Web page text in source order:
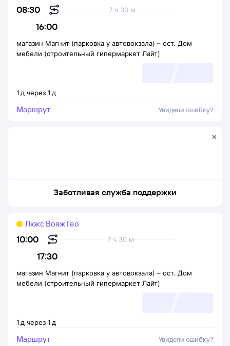
08:30
16:00
7 ч 30 м
1 д через 1 д
магазин Магнит (парковка у автовокзала) – ост. Дом
мебели (строительный гипермаркет Лайт)
Маршрут Увидели ошибку?
Заботливая служба поддержки
10:00
17:30
7 ч 30 м
Люкс Вояж Гео
1 д через 1 д
магазин Магнит (парковка у автовокзала) – ост. Дом
мебели (строительный гипермаркет Лайт)
Маршрут Увидели ошибку?